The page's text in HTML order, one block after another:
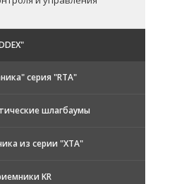
серия "RTA"
шлагбаумы
из серии "XTA"
KR